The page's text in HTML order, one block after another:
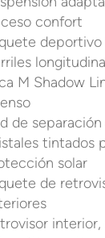
confort
deportivo
M Shadow
de
tintados
solar
de